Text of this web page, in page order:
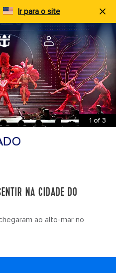
Ir para o site
1 of 3
NA CIDADE DO
ao alto-mar no